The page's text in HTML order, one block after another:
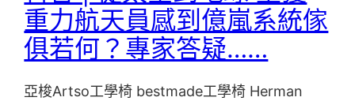
重力航天員感到億嵐系統傢
俱若何？專家答疑……
亞梭Artso工學椅 bestmade工學椅 Herman